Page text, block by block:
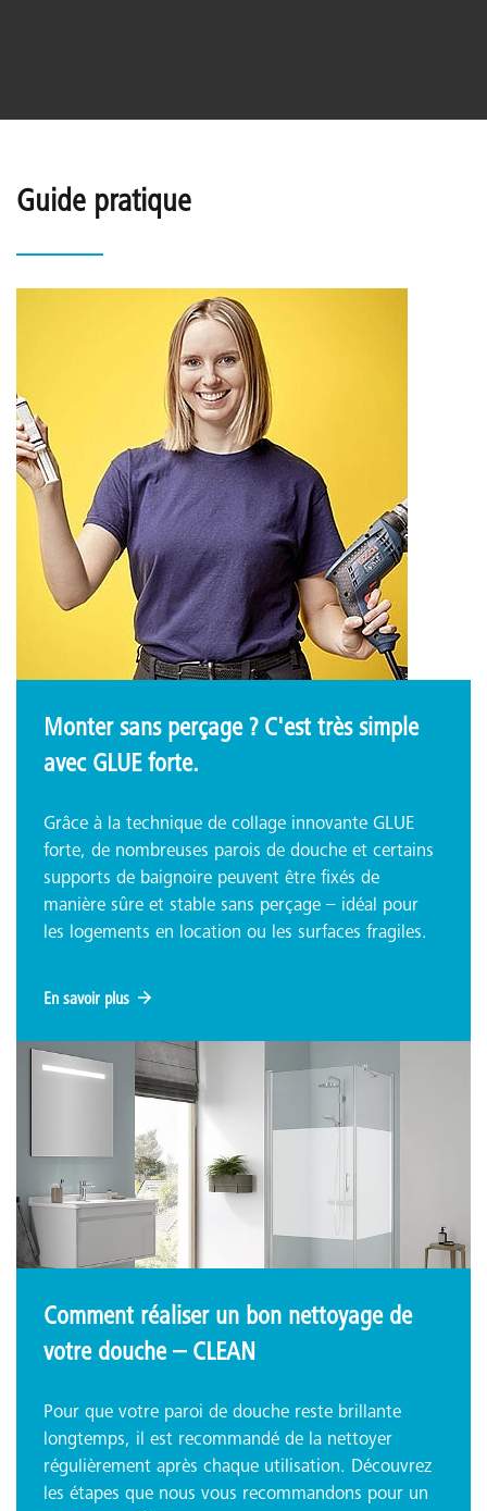
Guide pratique
Monter sans perçage ? C'est très simple
avec GLUE forte.
Grâce à la technique de collage innovante GLUE
forte, de nombreuses parois de douche et certains
supports de baignoire peuvent être fixés de
manière sûre et stable sans perçage – idéal pour
les logements en location ou les surfaces fragiles.
En savoir plus
Comment réaliser un bon nettoyage de
votre douche – CLEAN
Pour que votre paroi de douche reste brillante
longtemps, il est recommandé de la nettoyer
régulièrement après chaque utilisation. Découvrez
les étapes que nous vous recommandons pour un